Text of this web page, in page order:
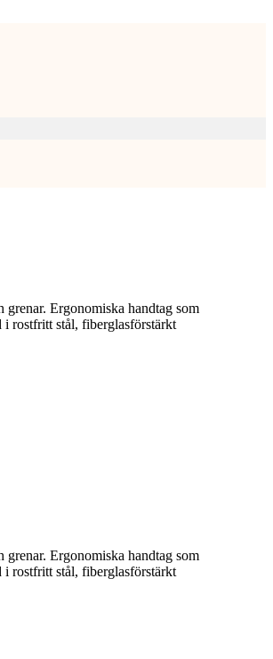
Ergonomiska handtag som
i rostfritt stål, fiberglasförstärkt
Ergonomiska handtag som
i rostfritt stål, fiberglasförstärkt